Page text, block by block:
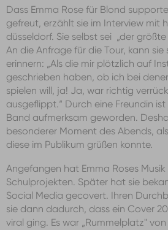
Dass Emma Rose für Blond
gefreut, erzählt sie im Interview mit
düsseldorf. Sie selbst sei „der
An die Anfrage für die Tour, kann
erinnern: „Als die mir plötzlich auf
geschrieben haben, ob ich bei
spielen will, ja! Ja, war richtig
ausgeflippt.“ Durch eine Freundin
Band aufmerksam geworden.
besonderer Moment des Abends,
diese im Publikum grüßen konnte.
Angefangen hat Emma Roses
Schulprojekten. Später hat sie
Social Media gecovert. Ihren
sie dann dadurch, dass ein Cover
viral ging. Es war „Rummelplatz"